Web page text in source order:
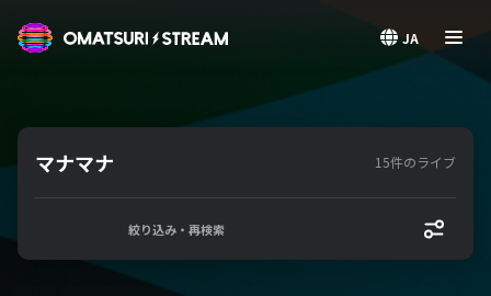
JA
マナマナ 15件のライブ
絞り込み・再検索